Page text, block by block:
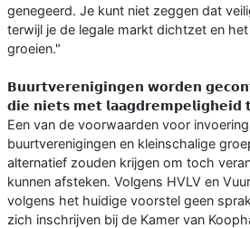
genegeerd. Je kunt niet zeggen dat
terwijl je de legale markt dichtzet en
groeien."
𝗕𝘂𝘂𝗿𝘁𝘃𝗲𝗿𝗲𝗻𝗶𝗴𝗶𝗻𝗴𝗲𝗻 𝘄𝗼𝗿𝗱𝗲𝗻
𝗱𝗶𝗲 𝗻𝗶𝗲𝘁𝘀 𝗺𝗲𝘁
Een van de voorwaarden voor
buurtverenigingen en kleinschalige
alternatief zouden krijgen om toch
kunnen afsteken. Volgens HVLV en
volgens het huidige voorstel geen
zich inschrijven bij de Kamer van